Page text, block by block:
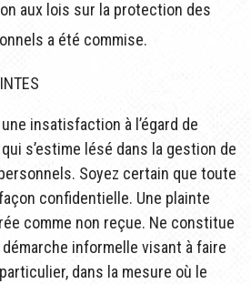
aux lois sur la protection des
a été commise.
insatisfaction à l’égard de
s’estime lésé dans la gestion de
Soyez certain que toute
confidentielle. Une plainte
comme non reçue. Ne constitue
informelle visant à faire
dans la mesure où le